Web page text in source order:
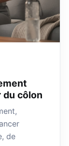
du côlon
de